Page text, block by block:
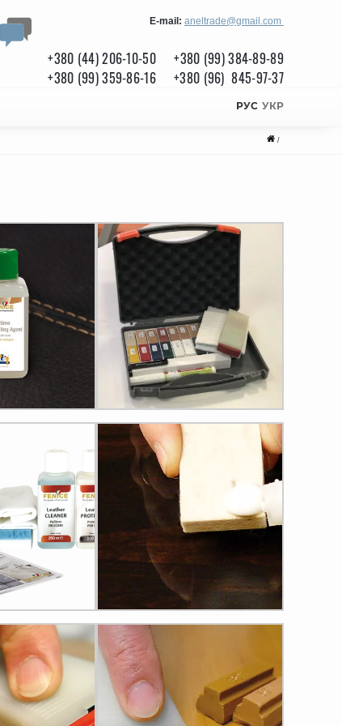
+380 (44) 206-10-50
+380 (99) 384-89-89
+380 (99) 359-86-16
+380 (96) 845-97-37
E-mail: aneltrade@gmail.com
РУС УКР
/